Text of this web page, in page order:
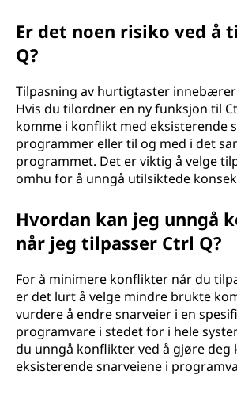
Er det noen risiko ved å
Q?
Tilpasning av hurtigtaster innebærer
Hvis du tilordner en ny funksjon til
komme i konflikt med eksisterende
programmer eller til og med i det
programmet. Det er viktig å velge
omhu for å unngå utilsiktede
Hvordan kan jeg unngå
når jeg tilpasser Ctrl Q?
For å minimere konflikter når du
er det lurt å velge mindre brukte
vurdere å endre snarveier i en
programvare i stedet for i hele
du unngå konflikter ved å gjøre deg
eksisterende snarveiene i